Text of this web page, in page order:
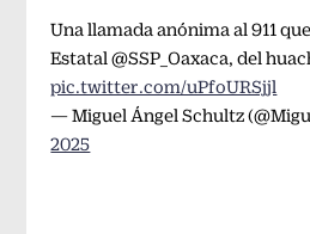
Una llamada anónima al 911
Estatal @SSP_Oaxaca, del
pic.twitter.com/uPfoURSjjl
— Miguel Ángel Schultz
2025